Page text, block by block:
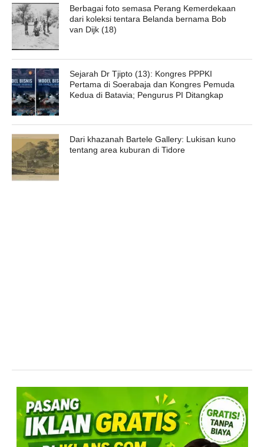
Berbagai foto semasa Perang Kemerdekaan
dari koleksi tentara Belanda bernama Bob
van Dijk (18)
Sejarah Dr Tjipto (13): Kongres PPPKI
Pertama di Soerabaja dan Kongres Pemuda
Kedua di Batavia; Pengurus PI Ditangkap
Dari khazanah Bartele Gallery: Lukisan kuno
tentang area kuburan di Tidore